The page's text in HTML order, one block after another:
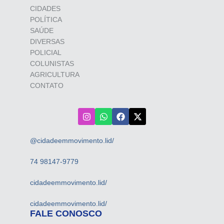
CIDADES
POLÍTICA
SAÚDE
DIVERSAS
POLICIAL
COLUNISTAS
AGRICULTURA
CONTATO
@cidadeemmovimento.lid/
74 98147-9779
cidadeemmovimento.lid/
cidadeemmovimento.lid/
FALE CONOSCO